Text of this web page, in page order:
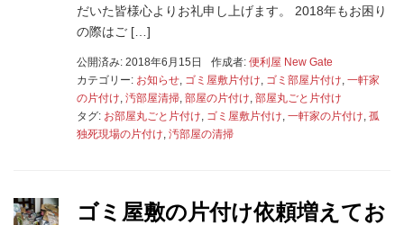
だいた皆様心よりお礼申し上げます。 2018年もお困り
の際はご […]
公開済み: 2018年6月15日 作成者: 便利屋 New Gate
カテゴリー: お知らせ ゴミ屋敷片付け ゴミ部屋片付け 一軒家
の片付け 汚部屋清掃 部屋の片付け 部屋丸ごと片付け
タグ: お部屋丸ごと片付け ゴミ屋敷片付け 一軒家の片付け 孤
独死現場の片付け 汚部屋の清掃
ゴミ屋敷の片付け依頼増えてお